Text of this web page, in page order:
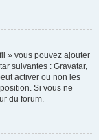
» vous pouvez ajouter
suivantes : Gravatar,
activer ou non les
Si vous ne
du forum.